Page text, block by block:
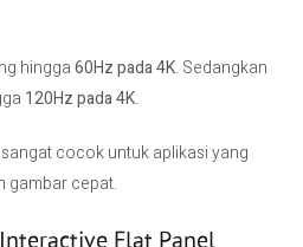
hingga60Hz pada 4K. Sedangkan
120Hz pada 4K.
cocok untuk aplikasi yang
gambar cepat.
Flat Panel